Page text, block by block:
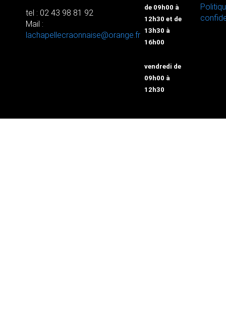
tel : 02 43 98 81 92
Mail :
lachapellecraonnaise@orange.fr
de 09h00 à
12h30 et de
13h30 à
16h00
vendredi de
09h00 à
12h30